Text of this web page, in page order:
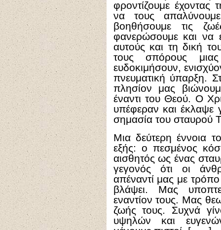
φροντίζουμε
να τους
βοηθήσουμε τις
φανερώσουμε και να
αυτούς και τη δική
τους σπόρους
ευδοκιμήσουν,
πνευματική ύπαρξη.
πλησίον μας
έναντι του Θεού. Ο
υπέφεραν και έκλαψε
σημασία του σταυρού
Μια δεύτερη έννοια
εξής: ο πεσμένος
αισθητός ως ένας
γεγονός ότι οι
απέναντί μας με
βλάψει. Μας
εναντίον τους. Μας
ζωής τους. Συχνά
υψηλών και